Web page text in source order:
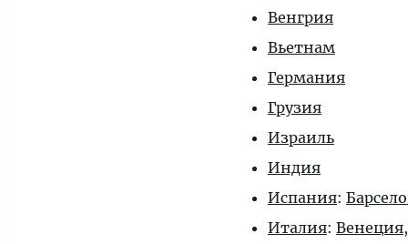
Венгрия
Вьетнам
Германия
Грузия
Израиль
Индия
Испания:
Италия: Венеция,